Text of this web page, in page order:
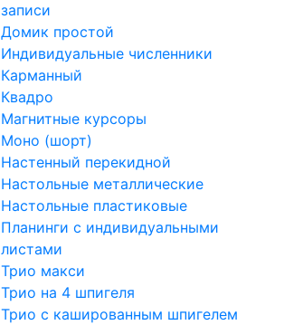
записи
Домик простой
Индивидуальные численники
Карманный
Квадро
Магнитные курсоры
Моно (шорт)
Настенный перекидной
Настольные металлические
Настольные пластиковые
Планинги с индивидуальными
листами
Трио макси
Трио на 4 шпигеля
Трио с кашированным шпигелем